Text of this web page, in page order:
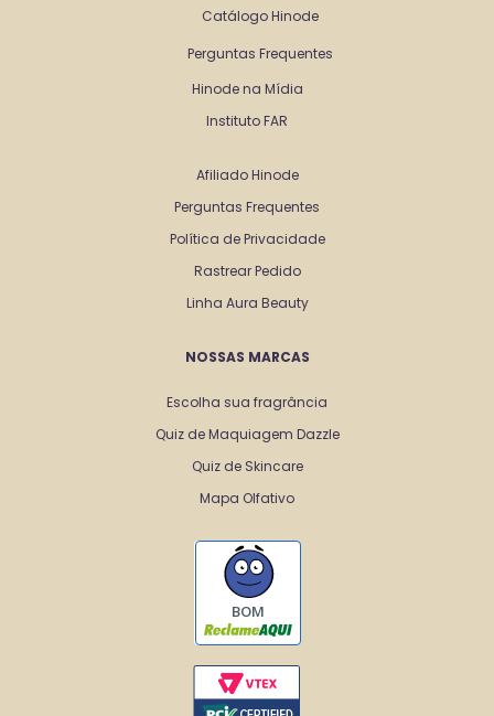
Catálogo Hinode
Perguntas Frequentes
Hinode na Mídia
Instituto FAR
Afiliado Hinode
Perguntas Frequentes
Política de Privacidade
Rastrear Pedido
Linha Aura Beauty
NOSSAS MARCAS
Escolha sua fragrância
Quiz de Maquiagem Dazzle
Quiz de Skincare
Mapa Olfativo
BOM